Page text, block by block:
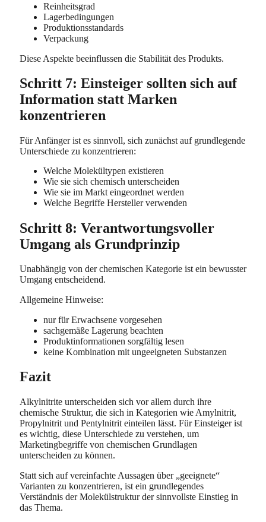
Reinheitsgrad
Lagerbedingungen
Produktionsstandards
Verpackung
Diese Aspekte beeinflussen die Stabilität des Produkts.
Schritt 7: Einsteiger sollten sich auf
Information statt Marken
konzentrieren
Für Anfänger ist es sinnvoll, sich zunächst auf grundlegende
Unterschiede zu konzentrieren:
Welche Molekültypen existieren
Wie sie sich chemisch unterscheiden
Wie sie im Markt eingeordnet werden
Welche Begriffe Hersteller verwenden
Schritt 8: Verantwortungsvoller
Umgang als Grundprinzip
Unabhängig von der chemischen Kategorie ist ein bewusster
Umgang entscheidend.
Allgemeine Hinweise:
nur für Erwachsene vorgesehen
sachgemäße Lagerung beachten
Produktinformationen sorgfältig lesen
keine Kombination mit ungeeigneten Substanzen
Fazit
Alkylnitrite unterscheiden sich vor allem durch ihre
chemische Struktur, die sich in Kategorien wie Amylnitrit,
Propylnitrit und Pentylnitrit einteilen lässt. Für Einsteiger ist
es wichtig, diese Unterschiede zu verstehen, um
Marketingbegriffe von chemischen Grundlagen
unterscheiden zu können.
Statt sich auf vereinfachte Aussagen über „geeignete“
Varianten zu konzentrieren, ist ein grundlegendes
Verständnis der Molekülstruktur der sinnvollste Einstieg in
das Thema.